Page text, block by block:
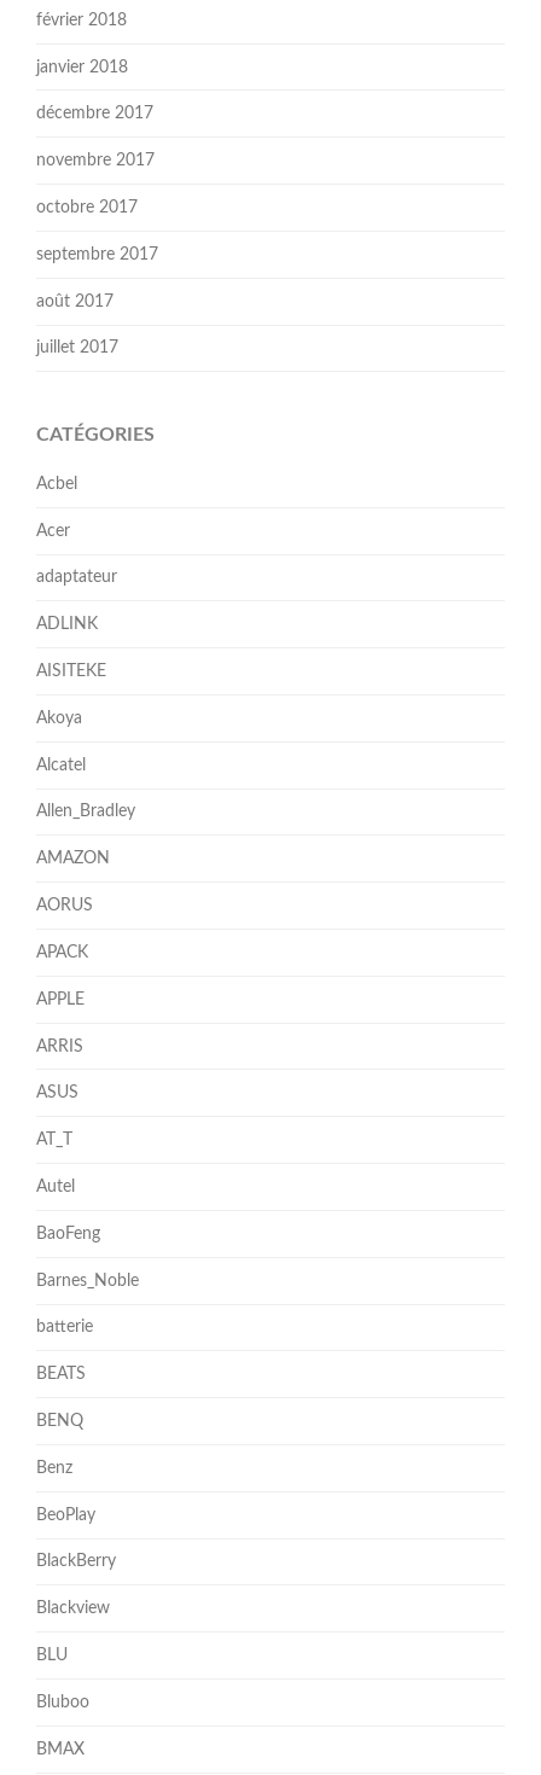
février 2018
janvier 2018
décembre 2017
novembre 2017
octobre 2017
septembre 2017
août 2017
juillet 2017
CATÉGORIES
Acbel
Acer
adaptateur
ADLINK
AISITEKE
Akoya
Alcatel
Allen_Bradley
AMAZON
AORUS
APACK
APPLE
ARRIS
ASUS
AT_T
Autel
BaoFeng
Barnes_Noble
batterie
BEATS
BENQ
Benz
BeoPlay
BlackBerry
Blackview
BLU
Bluboo
BMAX